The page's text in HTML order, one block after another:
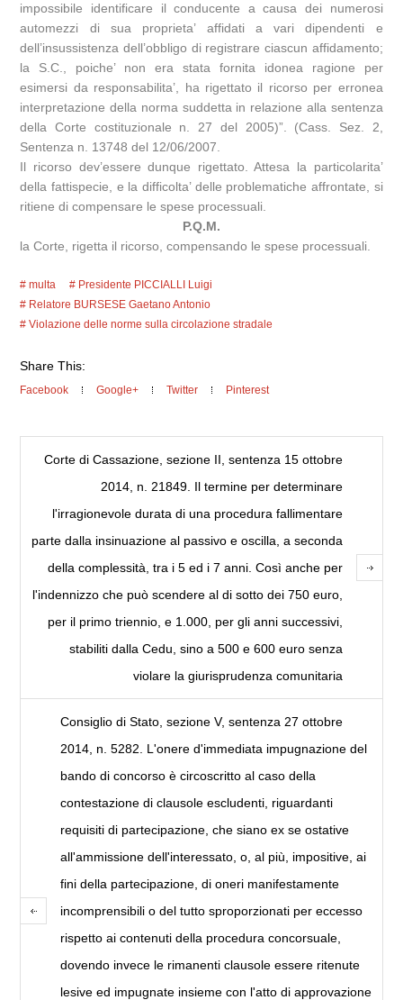
impossibile identificare il conducente a causa dei numerosi
automezzi di sua proprieta’ affidati a vari dipendenti e
dell’insussistenza dell’obbligo di registrare ciascun affidamento;
la S.C., poiche’ non era stata fornita idonea ragione per
esimersi da responsabilita’, ha rigettato il ricorso per erronea
interpretazione della norma suddetta in relazione alla sentenza
della Corte costituzionale n. 27 del 2005)”. (Cass. Sez. 2,
Sentenza n. 13748 del 12/06/2007.
Il ricorso dev’essere dunque rigettato. Attesa la particolarita’
della fattispecie, e la difficolta’ delle problematiche affrontate, si
ritiene di compensare le spese processuali.
P.Q.M.
la Corte, rigetta il ricorso, compensando le spese processuali.
multa
Presidente PICCIALLI Luigi
Relatore BURSESE Gaetano Antonio
Violazione delle norme sulla circolazione stradale
Share This:
Facebook Google+ Twitter Pinterest
Corte di Cassazione, sezione II, sentenza 15 ottobre
2014, n. 21849. Il termine per determinare
l'irragionevole durata di una procedura fallimentare
parte dalla insinuazione al passivo e oscilla, a seconda
della complessità, tra i 5 ed i 7 anni. Così anche per
l'indennizzo che può scendere al di sotto dei 750 euro,
per il primo triennio, e 1.000, per gli anni successivi,
stabiliti dalla Cedu, sino a 500 e 600 euro senza
violare la giurisprudenza comunitaria
Consiglio di Stato, sezione V, sentenza 27 ottobre
2014, n. 5282. L'onere d'immediata impugnazione del
bando di concorso è circoscritto al caso della
contestazione di clausole escludenti, riguardanti
requisiti di partecipazione, che siano ex se ostative
all'ammissione dell'interessato, o, al più, impositive, ai
fini della partecipazione, di oneri manifestamente
incomprensibili o del tutto sproporzionati per eccesso
rispetto ai contenuti della procedura concorsuale,
dovendo invece le rimanenti clausole essere ritenute
lesive ed impugnate insieme con l'atto di approvazione